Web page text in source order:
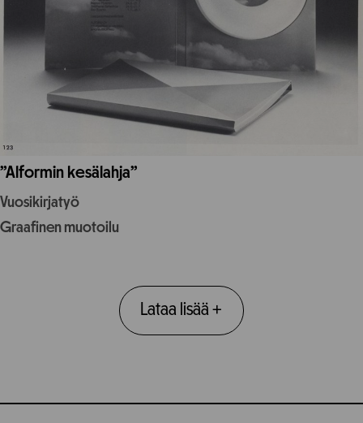
”Alformin kesälahja”
Vuosikirjatyö
Graafinen muotoilu
Lataa lisää+